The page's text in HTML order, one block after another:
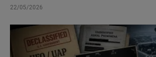
22/05/2026